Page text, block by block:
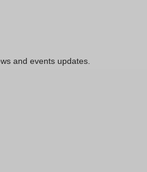
and events updates.